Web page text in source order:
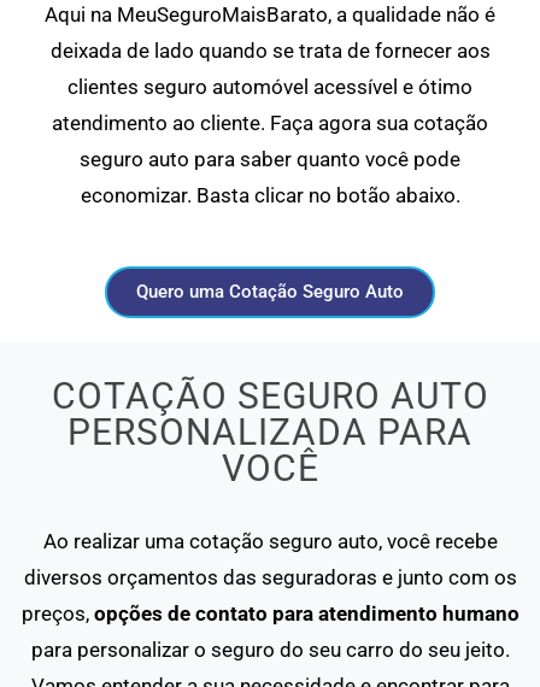
Aqui na MeuSeguroMaisBarato, a qualidade não é
deixada de lado quando se trata de fornecer aos
clientes seguro automóvel acessível e ótimo
atendimento ao cliente. Faça agora sua cotação
seguro auto para saber quanto você pode
economizar. Basta clicar no botão abaixo.
Quero uma Cotação Seguro Auto
COTAÇÃO SEGURO AUTO
PERSONALIZADA PARA
VOCÊ
Ao realizar uma cotação seguro auto, você recebe
diversos orçamentos das seguradoras e junto com os
preços, opções de contato para atendimento humano
para personalizar o seguro do seu carro do seu jeito.